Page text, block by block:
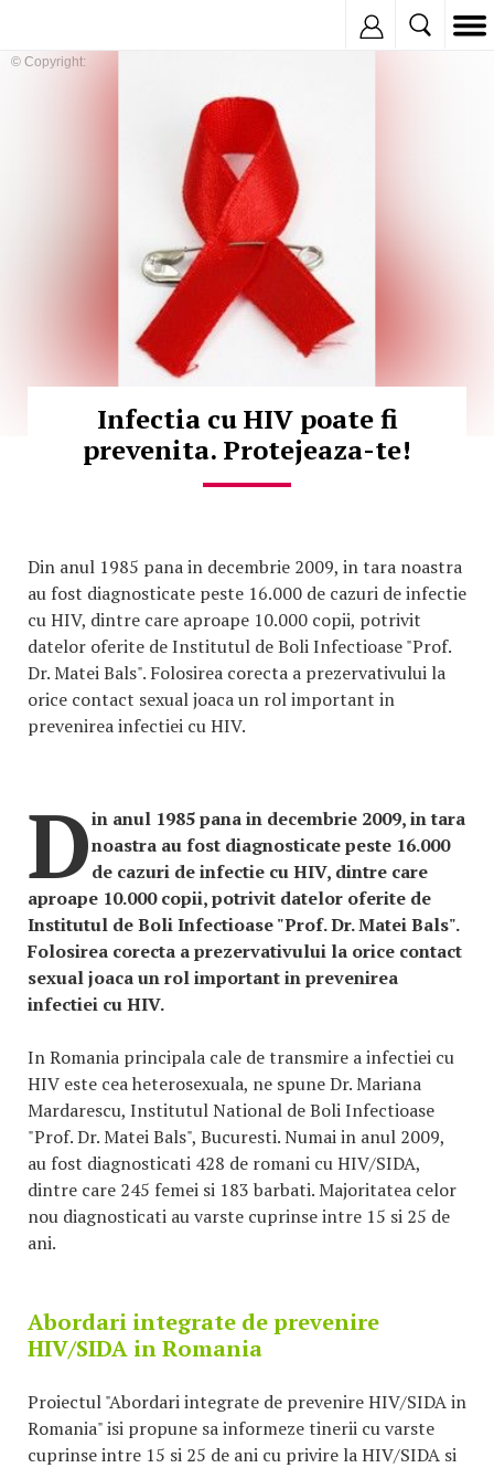
© Copyright:
Infectia cu HIV poate fi
prevenita. Protejeaza-te!
Din anul 1985 pana in decembrie 2009, in tara noastra
au fost diagnosticate peste 16.000 de cazuri de infectie
cu HIV, dintre care aproape 10.000 copii, potrivit
datelor oferite de Institutul de Boli Infectioase "Prof.
Dr. Matei Bals". Folosirea corecta a prezervativului la
orice contact sexual joaca un rol important in
prevenirea infectiei cu HIV.
Din anul 1985 pana in decembrie 2009, in tara
noastra au fost diagnosticate peste 16.000
de cazuri de infectie cu HIV, dintre care
aproape 10.000 copii, potrivit datelor oferite de
Institutul de Boli Infectioase "Prof. Dr. Matei Bals".
Folosirea corecta a prezervativului la orice contact
sexual joaca un rol important in prevenirea
infectiei cu HIV.
In Romania principala cale de transmire a infectiei cu
HIV este cea heterosexuala, ne spune Dr. Mariana
Mardarescu, Institutul National de Boli Infectioase
"Prof. Dr. Matei Bals", Bucuresti. Numai in anul 2009,
au fost diagnosticati 428 de romani cu HIV/SIDA,
dintre care 245 femei si 183 barbati. Majoritatea celor
nou diagnosticati au varste cuprinse intre 15 si 25 de
ani.
Abordari integrate de prevenire
HIV/SIDA in Romania
Proiectul "Abordari integrate de prevenire HIV/SIDA in
Romania" isi propune sa informeze tinerii cu varste
cuprinse intre 15 si 25 de ani cu privire la HIV/SIDA si